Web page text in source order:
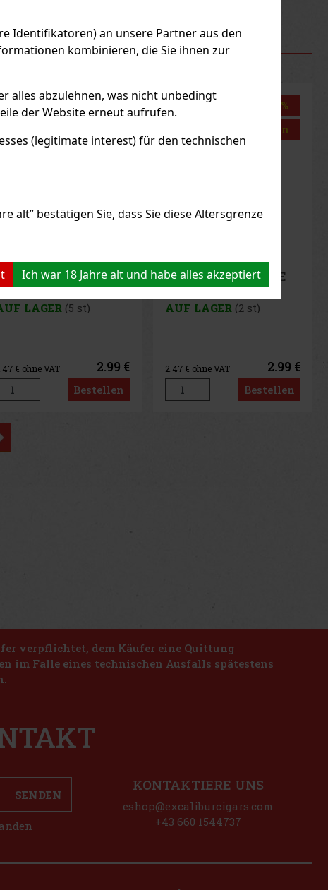
Identifikatoren) an unsere Partner aus den
kombinieren, die Sie ihnen zur
alles abzulehnen, was nicht unbedingt
der Website erneut aufrufen.
(legitimate interest) für den technischen
alt” bestätigen Sie, dass Sie diese Altersgrenze
Ich war 18 Jahre alt und habe alles akzeptiert
Rabatt: 50%
E-Zigarette LIO BASE
PRO - Gold
AUF LAGER(2 st)
2.47€ ohne VAT 2.99 €
Bestellen
verpflichtet, dem Käufer eine Quittung
im Falle eines technischen Ausfalls spätestens
SENDEN
KONTAKTIERE UNS
eshop@excaliburcigars.com
+43 660 1544737